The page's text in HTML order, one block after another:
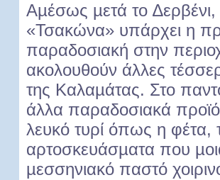
Αµέσως µετά το
«Τσακώνα» υπάρχει η
παραδοσιακή στην
ακολουθούν άλλες
της Καλαµάτας. Στο
άλλα παραδοσιακά
λευκό τυρί όπως η φέτα,
αρτοσκευάσµατα που
µεσσηνιακό παστό